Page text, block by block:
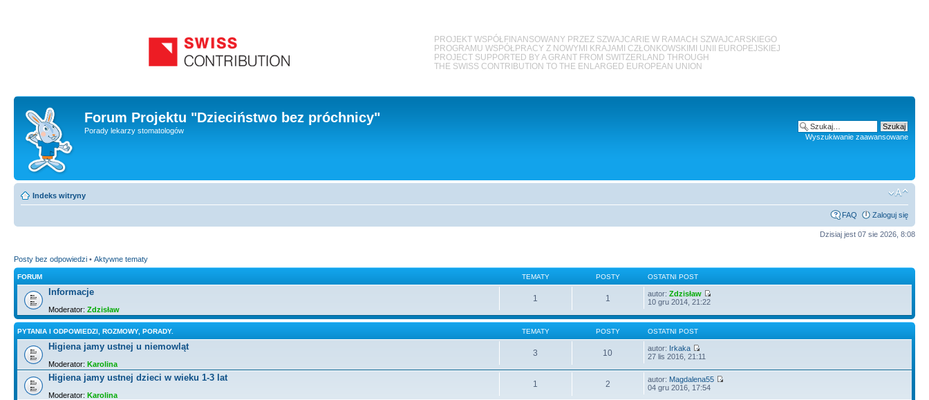
PROJEKT WSPÓŁFINANSOWANY PRZEZ SZWAJCARIE W RAMACH SZWAJCARSKIEGO
PROGRAMU WSPÓŁPRACY Z NOWYMI KRAJAMI CZŁONKOWSKIMI UNII EUROPEJSKIEJ
PROJECT SUPPORTED BY A GRANT FROM SWITZERLAND THROUGH
THE SWISS CONTRIBUTION TO THE ENLARGED EUROPEAN UNION
Forum Projektu "Dzieciństwo bez próchnicy"
Porady lekarzy stomatologów
Wyszukiwanie zaawansowane
Indeks witryny
FAQ Zaloguj się
Dzisiaj jest 07 sie 2026, 8:08
Posty bez odpowiedzi • Aktywne tematy
FORUM TEMATY POSTY OSTATNI POST
Informacje
Moderator: Zdzisław
1 1 autor:Zdzisław
10 gru 2014, 21:22
PYTANIA I ODPOWIEDZI, ROZMOWY, PORADY. TEMATY POSTY OSTATNI POST
Higiena jamy ustnej u niemowląt
Moderator: Karolina
3 10 autor: Irkaka
27 lis 2016, 21:11
Higiena jamy ustnej dzieci w wieku 1-3 lat
Moderator: Karolina
1 2 autor: Magdalena55
04 gru 2016, 17:54